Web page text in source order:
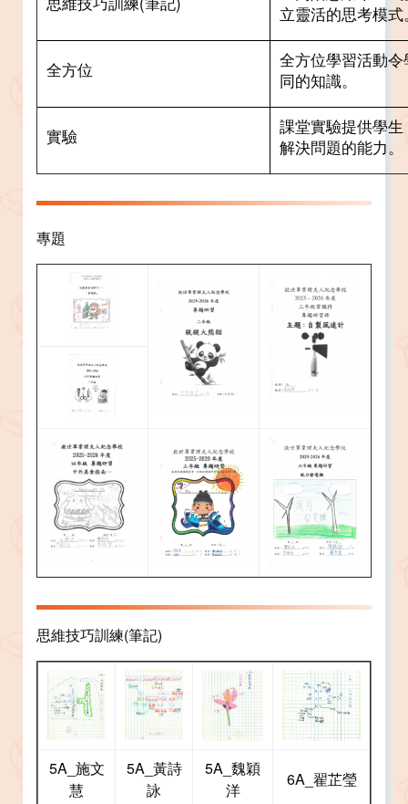
立靈活的思考模式
全方位
全方位學習活動
同的知識。
實驗
課堂實驗提供學
解決問題的能力。
專題
思維技巧訓練(筆記)
5A_施文
慧
5A_黃詩
詠
5A_魏穎
洋
6A_翟芷瑩